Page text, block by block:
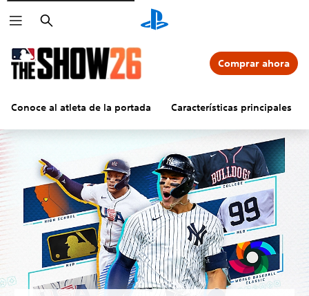
Buscar
Conoce al atleta de la portada Características principales
Comprar ahora